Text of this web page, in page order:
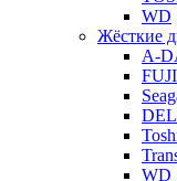
WD
Жёсткие
A-
WD